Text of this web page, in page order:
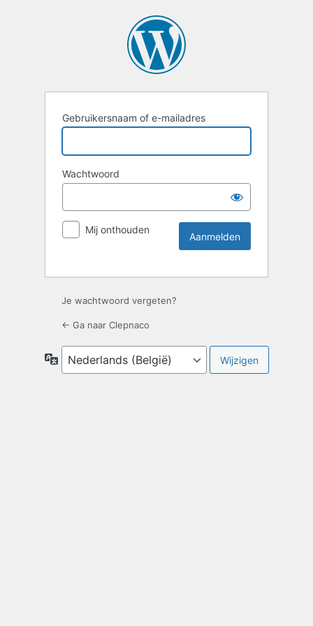
Gebruikersnaam of e-mailadres
Wachtwoord
Mij onthouden
Je wachtwoord vergeten?
← Ga naar Clepnaco
Taal